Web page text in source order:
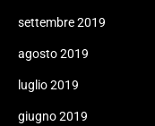
settembre 2019
agosto 2019
luglio 2019
giugno 2019